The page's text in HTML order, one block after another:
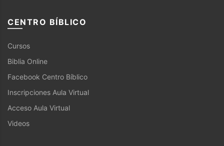
CENTRO BÍBLICO
Cursos
Biblia Online
Facebook Centro Bíblico
Inscripciones Aula Virtual
Acceso Aula Virtual
Videos